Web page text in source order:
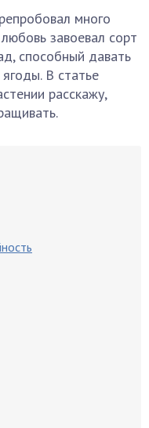
много
завоевал сорт
способный давать
В статье
расскажу,